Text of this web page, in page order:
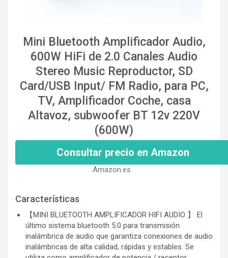
Mini Bluetooth Amplificador Audio,
600W HiFi de 2.0 Canales Audio
Stereo Music Reproductor, SD
Card/USB Input/ FM Radio, para PC,
TV, Amplificador Coche, casa
Altavoz, subwoofer BT 12v 220V
(600W)
Consultar precio en Amazon
Amazon.es
Características
【MINI BLUETOOTH AMPLIFICADOR HIFI AUDIO 】 El
último sistema bluetooth 5.0 para transmisión
inalámbrica de audio que garantiza conexiones de audio
inalámbricas de alta calidad, rápidas y estables. Se